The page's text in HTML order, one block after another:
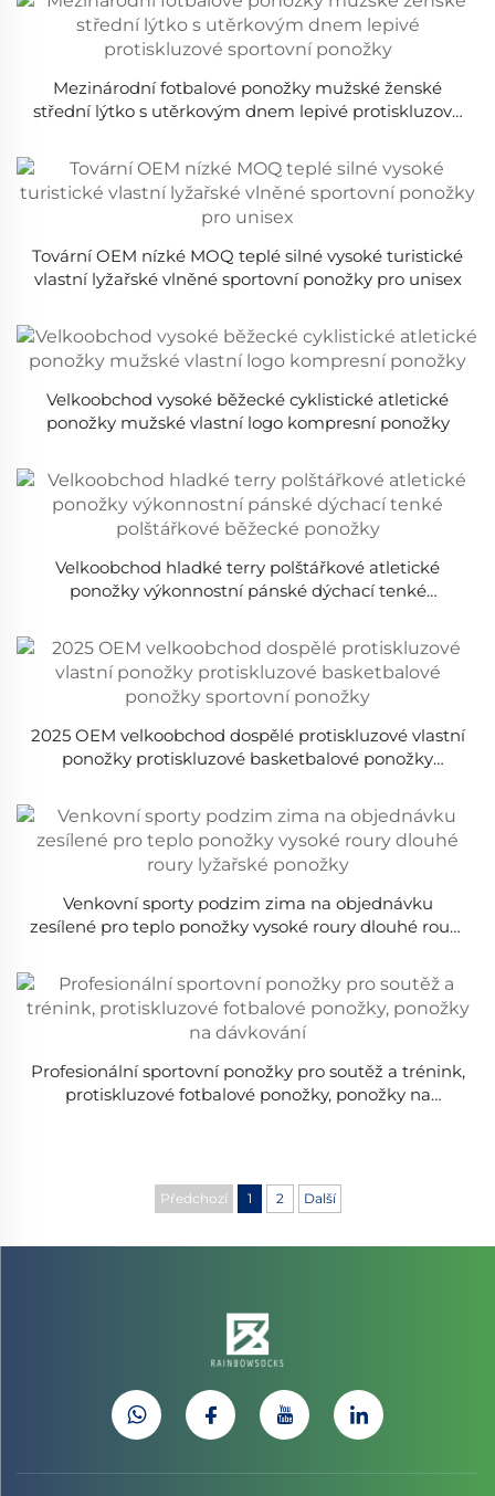
Mezinárodní fotbalové ponožky mužské ženské
střední lýtko s utěrkovým dnem lepivé protiskluzové
Tovární OEM nízké MOQ teplé silné vysoké turistické
vlastní lyžařské vlněné sportovní ponožky pro unisex
Velkoobchod vysoké běžecké cyklistické atletické
ponožky mužské vlastní logo kompresní ponožky
Velkoobchod hladké terry polštářkové atletické
ponožky výkonnostní pánské dýchací tenké
2025 OEM velkoobchod dospělé protiskluzové vlastní
ponožky protiskluzové basketbalové ponožky
Venkovní sporty podzim zima na objednávku
zesílené pro teplo ponožky vysoké roury dlouhé roury
Profesionální sportovní ponožky pro soutěž a trénink,
protiskluzové fotbalové ponožky, ponožky na
Předchozí 1 2 Další